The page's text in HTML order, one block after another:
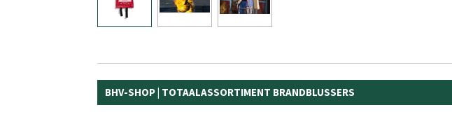
BHV-SHOP | TOTAALASSORTIMENT BRANDBLUSSERS